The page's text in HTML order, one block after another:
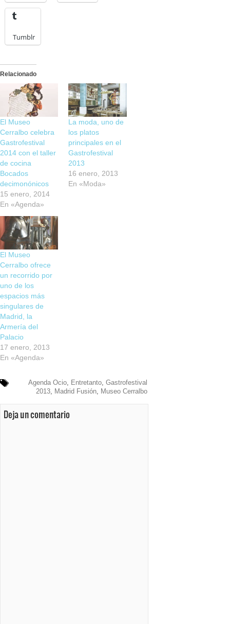
Tumblr
Relacionado
El Museo
Cerralbo celebra
Gastrofestival
2014 con el taller
de cocina
Bocados
decimonónicos
15 enero, 2014
En «Agenda»
La moda, uno de
los platos
principales en el
Gastrofestival
2013
16 enero, 2013
En «Moda»
El Museo
Cerralbo ofrece
un recorrido por
uno de los
espacios más
singulares de
Madrid, la
Armería del
Palacio
17 enero, 2013
En «Agenda»
Agenda Ocio, Entretanto, Gastrofestival
2013, Madrid Fusión, Museo Cerralbo
Deja un comentario